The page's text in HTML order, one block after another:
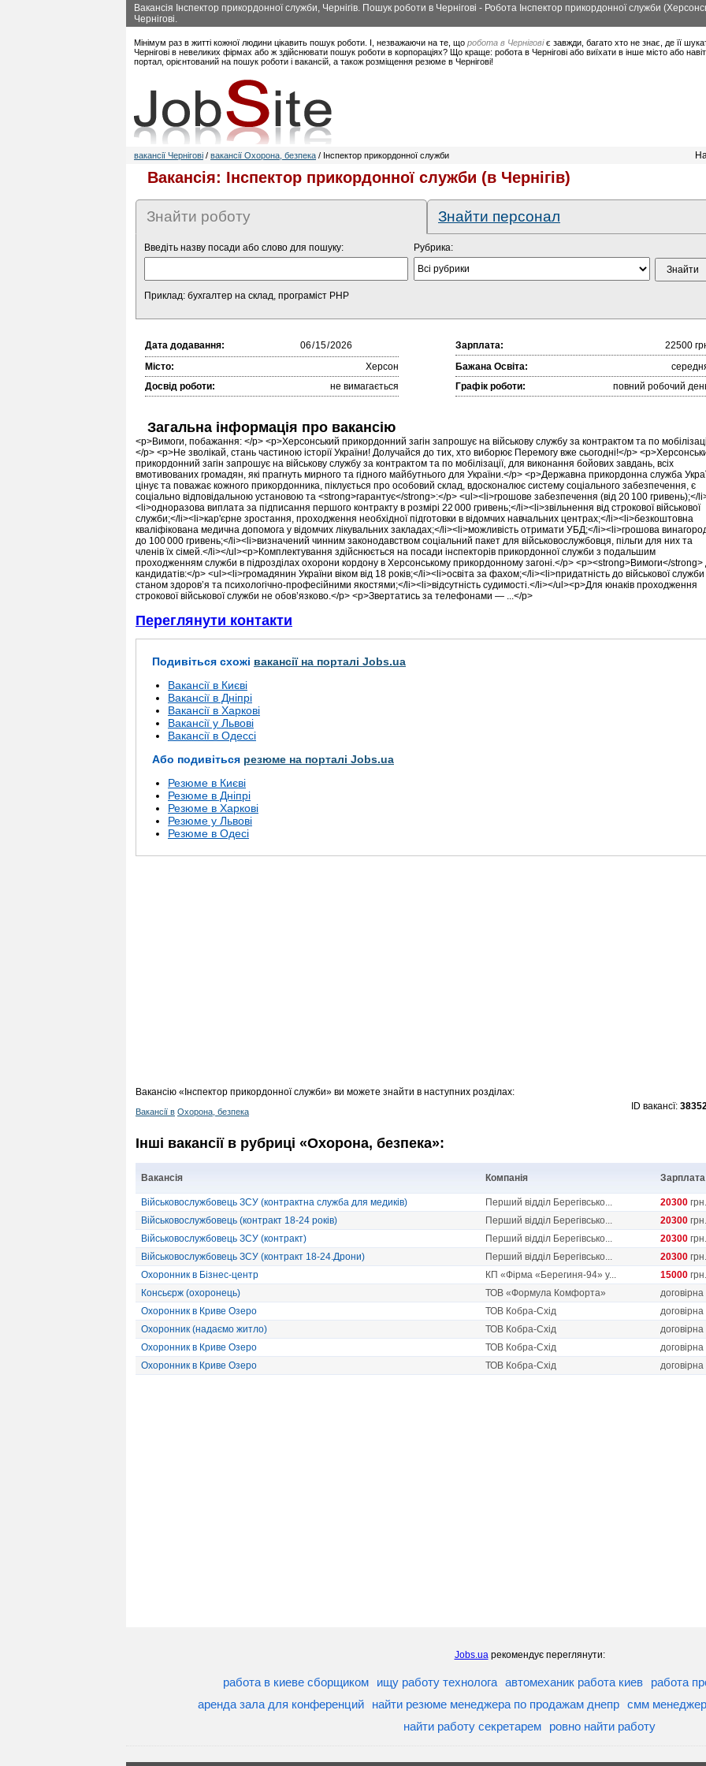
Вакансія Інспектор прикордонної служби, Чернігів. Пошук роботи в Чернігові - Робота Інспектор прикордонної служби
Чернігові.
Мінімум раз в житті кожної людини цікавить пошук роботи. І, незважаючи на те, що робота в Черніговіє завжди, багато хто не знає, де її
Чернігові в невеликих фірмах або ж здійснювати пошук роботи в корпораціях? Що краще: робота в Чернігові або виїхати в інше місто або
портал, орієнтований на пошук роботи і вакансій, а також розміщення резюме в Чернігові!
вакансії Чернігові / вакансії Охорона, безпека / Інспектор прикордонної служби
Вакансія: Інспектор прикордонної служби (в Чернігів)
Знайти роботу Знайти персонал
Введіть назву посади або слово для пошуку:
Приклад: бухгалтер на склад, програміст PHP
Рубрика:
Дата додавання: Зарплата:
22500
Місто:
Херсон Бажана Освіта:
Досвід роботи:
не вимагається Графік роботи: повний робочий
Загальна інформація про вакансію
<p>Вимоги, побажання: </p> <p>Херсонський прикордонний загін запрошує на військову службу за контрактом та по
</p> <p>Не зволікай, стань частиною історії України! Долучайся до тих, хто виборює Перемогу вже сьогодні!</p>
прикордонний загін запрошує на військову службу за контрактом та по мобілізації, для виконання бойових завдань, всіх
вмотивованих громадян, які прагнуть мирного та гідного майбутнього для України.</p> <p>Державна прикордонна служба
цінує та поважає кожного прикордонника, піклується про особовий склад, вдосконалює систему соціального забезпечення, є
соціально відповідальною установою та <strong>гарантує</strong>:</p> <ul><li>грошове забезпечення (від 20 100 гривень);</
<li>одноразова виплата за підписання першого контракту в розмірі 22 000 гривень;</li><li>звільнення від строкової військової
служби;</li><li>кар'єрне зростання, проходження необхідної підготовки в відомчих навчальних центрах;</li><li>безкоштовна
кваліфікована медична допомога у відомчих лікувальних закладах;</li><li>можливість отримати УБД;</li><li>грошова
до 100 000 гривень;</li><li>визначений чинним законодавством соціальний пакет для військовослужбовця, пільги для них та
членів їх сімей.</li></ul><p>Комплектування здійснюється на посади інспекторів прикордонної служби з подальшим
проходженням служби в підрозділах охорони кордону в Херсонському прикордонному загоні.</p> <p><strong>Вимоги</strong>
кандидатів:</p> <ul><li>громадянин України віком від 18 років;</li><li>освіта за фахом;</li><li>придатність до військової
станом здоров’я та психологічно-професійними якостями;</li><li>відсутність судимості.</li></ul><p>Для юнаків проходження
строкової військової служби не обов’язково.</p> <p>Звертатись за телефонами — ...</p>
Переглянути контакти
Подивіться схожі вакансії на порталі Jobs.ua
Вакансії в Києві
Вакансії в Дніпрі
Вакансії в Харкові
Вакансії у Львові
Вакансії в Одессі
Або подивіться резюме на порталі Jobs.ua
Резюме в Києві
Резюме в Дніпрі
Резюме в Харкові
Резюме у Львові
Резюме в Одесі
Вакансію «Інспектор прикордонної служби» ви можете знайти в наступних розділах:
Вакансії в Охорона, безпека ID вакансї:
Інші вакансії в рубриці «Охорона, безпека»:
Вакансія Компанія Зарплата
Військовослужбовець ЗСУ (контрактна служба для медиків) Перший відділ Берегівсько... 20300 грн.
Військовослужбовець (контракт 18-24 років)
Перший відділ Берегівсько... 20300 грн.
Військовослужбовець ЗСУ (контракт)
Перший відділ Берегівсько... 20300 грн.
Військовослужбовець ЗСУ (контракт 18-24.Дрони)
Перший відділ Берегівсько... 20300 грн.
Охоронник в Бізнес-центр
КП «Фірма «Берегиня-94» у... 15000 грн.
Консьєрж (охоронець)
ТОВ «Формула Комфорта»
договірна
Охоронник в Криве Озеро
ТОВ Кобра-Схід
договірна
Охоронник (надаємо житло)
ТОВ Кобра-Схід
договірна
Охоронник в Криве Озеро
ТОВ Кобра-Схід
договірна
Охоронник в Криве Озеро
ТОВ Кобра-Схід договірна
Jobs.uaрекомендує переглянути:
работа в киеве сборщиком ищу работу технолога автомеханик работа киев
работа
аренда зала для конференций
найти резюме менеджера по продажам днепр смм менеджер
найти работу секретарем
ровно найти работу